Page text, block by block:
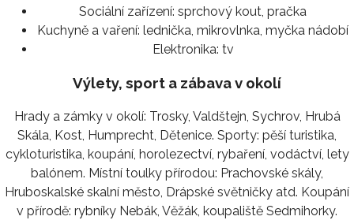
Sociální zařízení: sprchový kout, pračka
Kuchyně a vaření: lednička, mikrovlnka, myčka nádobí
Elektronika: tv
Výlety, sport a zábava v okolí
Hrady a zámky v okolí: Trosky, Valdštejn, Sychrov, Hrubá
Skála, Kost, Humprecht, Dětenice. Sporty: pěší turistika,
cykloturistika, koupání, horolezectví, rybaření, vodáctví, lety
balónem. Místní toulky přírodou: Prachovské skály,
Hruboskalské skalní město, Drápské světničky atd. Koupání
v přírodě: rybníky Nebák, Věžák, koupaliště Sedmihorky.